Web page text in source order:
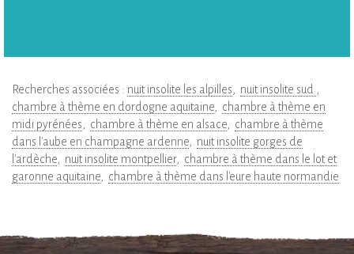
Recherches associées : nuit insolite les alpilles
nuit insolite sud
chambre à thème en dordogne aquitaine
chambre à thème en
midi pyrénées
chambre à thème en alsace
chambre à thème
dans l'aube en champagne ardenne
nuit insolite gorges de
l'ardèche
nuit insolite montpellier
chambre à thème dans le lot et
garonne aquitaine
chambre à thème dans l'eure haute normandie